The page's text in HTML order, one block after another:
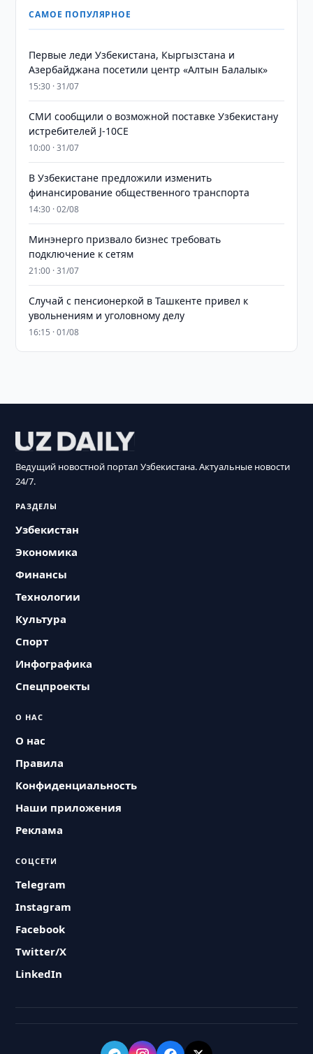
САМОЕ ПОПУЛЯРНОЕ
Первые леди Узбекистана, Кыргызстана и
Азербайджана посетили центр «Алтын Балалык»
15:30 · 31/07
СМИ сообщили о возможной поставке Узбекистану
истребителей J-10CE
10:00 · 31/07
В Узбекистане предложили изменить
финансирование общественного транспорта
14:30 · 02/08
Минэнерго призвало бизнес требовать
подключение к сетям
21:00 · 31/07
Случай с пенсионеркой в Ташкенте привел к
увольнениям и уголовному делу
16:15 · 01/08
Ведущий новостной портал Узбекистана. Актуальные новости
24/7.
РАЗДЕЛЫ
Узбекистан
Экономика
Финансы
Технологии
Культура
Спорт
Инфографика
Спецпроекты
О НАС
О нас
Правила
Конфиденциальность
Наши приложения
Реклама
СОЦСЕТИ
Telegram
Instagram
Facebook
Twitter/X
LinkedIn